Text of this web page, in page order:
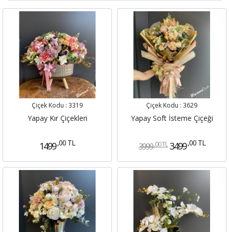
Çiçek Kodu : 3319
Yapay Kır Çiçekleri
1499 ,00 TL
Çiçek Kodu : 3629
Yapay Soft İsteme Çiçeği
3999 ,00 TL 3499 ,00 TL